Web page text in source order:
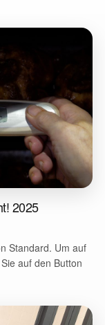
2025
Standard. Um auf
auf den Button